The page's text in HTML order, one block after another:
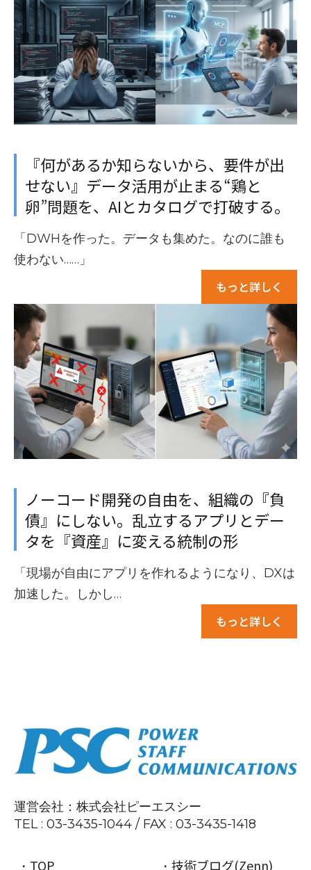
『何があるか知らないから、要件が出
せない』データ活用が止まる“鶏と
卵”問題を、AIとカタログで打破する。
「DWHを作った。データも集めた。なのに誰も
使わない……」
もっと詳しく
ノーコード開発の自由を、組織の『負
債』にしない。乱立するアプリとデー
タを『資産』に変える統制の形
「現場が自由にアプリを作れるようになり、DXは
加速した。しかし…
もっと詳しく
運営会社：株式会社ピーエスシー
TEL : 03-3435-1044 / FAX : 03-3435-1418
・ TOP ・ 技術ブログ(Zenn)